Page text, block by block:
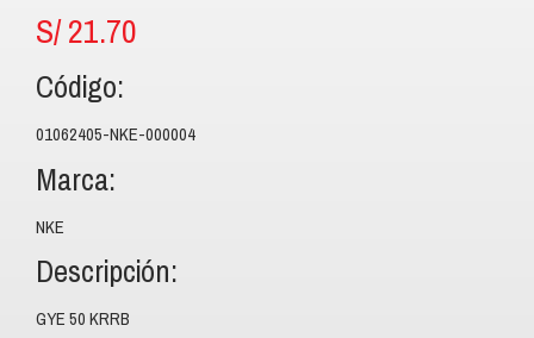
S/21.70
Código:
01062405-NKE-000004
Marca:
NKE
Descripción:
GYE 50 KRRB